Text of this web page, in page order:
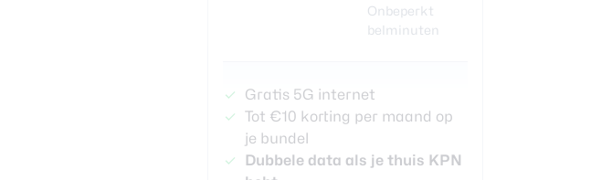
Onbeperkt
belminuten
Gratis 5G internet
Tot €10 korting per maand op
je bundel
Dubbele data als je thuis KPN